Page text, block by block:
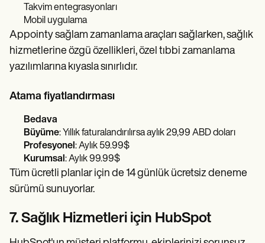
Takvim entegrasyonları
Mobil uygulama
Appointy sağlam zamanlama araçları sağlarken, sağlık
hizmetlerine özgü özellikleri, özel tıbbi zamanlama
yazılımlarına kıyasla sınırlıdır.
Atama fiyatlandırması
Bedava
Büyüme: Yıllık faturalandırılırsa aylık 29,99 ABD doları
Profesyonel : Aylık 59.99$
Kurumsal : Aylık 99.99$
Tüm ücretli planlar için de 14 günlük ücretsiz deneme
sürümü sunuyorlar.
7. Sağlık Hizmetleri için HubSpot